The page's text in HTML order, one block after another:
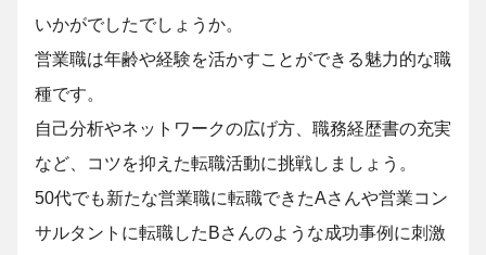
いかがでしたでしょうか。
営業職は年齢や経験を活かすことができる魅力的な職
種です。
自己分析やネットワークの広げ方、職務経歴書の充実
など、コツを抑えた転職活動に挑戦しましょう。
50代でも新たな営業職に転職できたAさんや営業コン
サルタントに転職したBさんのような成功事例に刺激